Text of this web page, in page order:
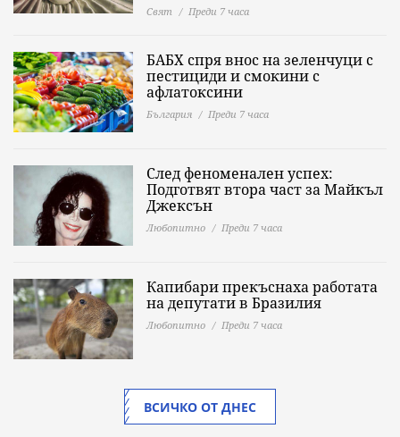
Свят Преди 7 часа
БАБХ спря внос на зеленчуци с
пестициди и смокини с
афлатоксини
България Преди 7 часа
След феноменален успех:
Подготвят втора част за Майкъл
Джексън
Любопитно Преди 7 часа
Капибари прекъснаха работата
на депутати в Бразилия
Любопитно Преди 7 часа
ВСИЧКО ОТ ДНЕС